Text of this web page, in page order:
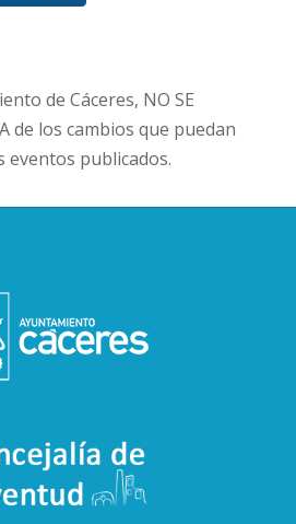
de Cáceres, NO SE
de los cambios que puedan
eventos publicados.